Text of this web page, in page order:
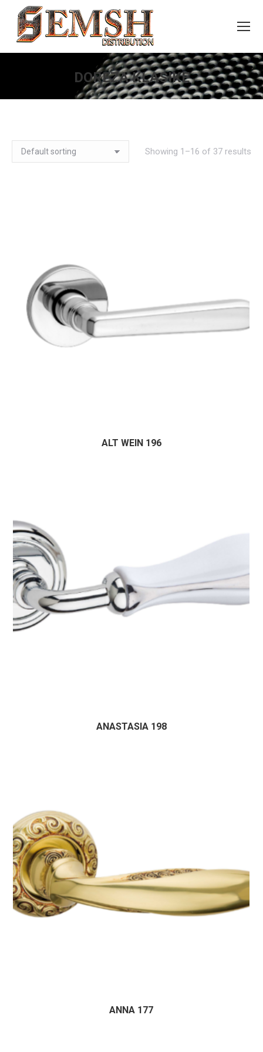
DOREZA KLASIKE
You are here:
Showing 1–16 of 37 results
ALT WEIN 196
ANASTASIA 198
ANNA 177